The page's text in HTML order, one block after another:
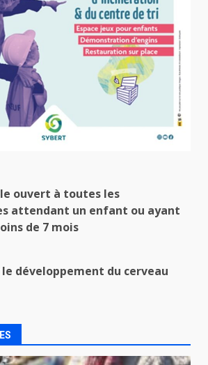
ouvert à toutes les
attendant un enfant ou ayant
de 7 mois
développement du cerveau